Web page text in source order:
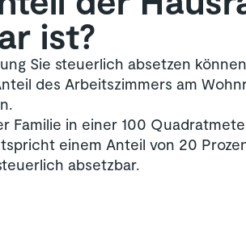
ist?
Sie steuerlich absetzen
des Arbeitszimmers am
Familie in einer 100
einem Anteil von 20
absetzbar.